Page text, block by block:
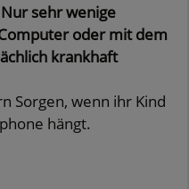
sehr wenige
oder mit dem
krankhaft
Sorgen, wenn ihr Kind
hängt.